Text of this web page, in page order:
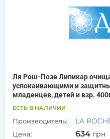
Ля Рош-Позе Липикар
успокаивающими и
младенцев, детей и взр.
ЕСТЬ В НАЛИЧИИ
Производитель: LA
Цена: 634 грн